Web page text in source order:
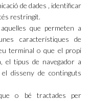
de dades , identificar
restringit.
que permeten a
característiques de
terminal o que el propi
el tipus de navegador a
disseny de continguts
o bé tractades per